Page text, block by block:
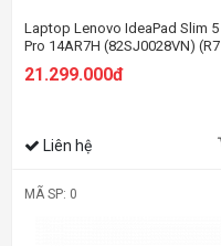
Laptop Lenovo IdeaPad Slim 5
Pro 14AR7H (82SJ0028VN) (R7
6800HS/16GB RAM/512GB
SSD/14 2.8K/Win11/Xám)
21.299.000đ
Liên hệ
MÃ SP: 0